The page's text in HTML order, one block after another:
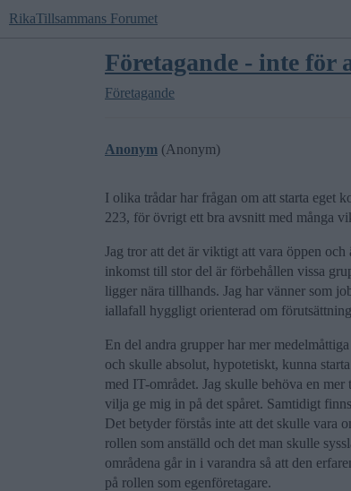
RikaTillsammans Forumet
Företagande - inte för
Företagande
Anonym (Anonym)
I olika trådar har frågan om att starta eget
223, för övrigt ett bra avsnitt med många
Jag tror att det är viktigt att vara öppen
inkomst till stor del är förbehållen vissa
ligger nära tillhands. Jag har vänner som
iallafall hyggligt orienterad om
En del andra grupper har mer
och skulle absolut, hypotetiskt, kunna
med IT-området. Jag skulle behöva en
vilja ge mig in på det spåret. Samtidigt
Det betyder förstås inte att det skulle vara
rollen som anställd och det man skulle
områdena går in i varandra så att den
på rollen som egenföretagare.